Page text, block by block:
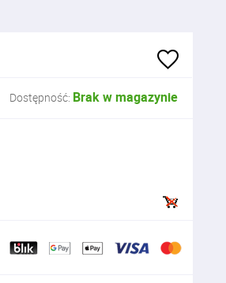
Dostępność: Brak w magazynie